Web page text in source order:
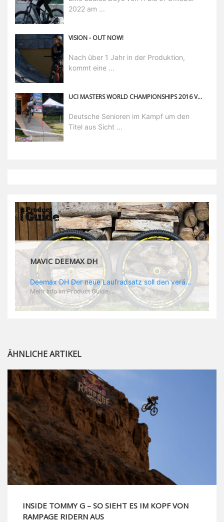
2022 am ...
VISION - OUT NOW!
Nach über 1 Jahr in der Produktion,
kommt eine ...
UCI MASTERS WORLD CHAMPIONSHIPS 2016 VAL DI SOLE
Deutsche Senioren im Kampf um den
Titel aus Sicht ...
MAVIC DEEMAX DH
Deemax DH Der neue Laufradsatz soll den veränderten Ansprüchen im Downhill Einsatz gerecht werden: die Geschwindigkeiten werden immer höher, die Kräfte, die aufs Material wirken ebenfalls. Damit steigen natürlich auch die Ansprüche der Fahrer ans Material. Das einzige, was eventuell niedriger wird, ist der Reifendruck. Somit ergibt sich der Anforderungskatalog an das Deemax-Update. Hier ist das Ergebnis: - der Laufradsatz bekam eine neue Felge mit 28 mm Innenbreite. Laut Scott Sharples ist das der beste Kompromiss aus Stabilität, Gewicht und Steifigkeit, vor allem aber passt diese Breite am besten zu den Reifen, die aktuell auf dem Markt sind und im Renneinsatz gefahren werden. Es gehe auch breite und schmaler, 28 mm hätten sich aber im Test als Optimum herausgestellt. - mit einem 4D-Fertigungsprozess wurde die Materialverteilung optimiert: Stabilität dort, wo sie erforderlich ist, Gewichtsersparnis da, wo es Sinn macht. Somit gibt Mavic eine GGewichtsersparnis von 15 % an, ohne an Stabilität einzubüßen - neue, ultraleichte „double butted“ Speichen und ein super effizienter Freilauf - Mavics bewährtes UST System für perfekte Kompatibilität mit Tubeless Reifen - Gewicht (Laufradset): 1944 g)
Mehr Info im Product Guide ...
ÄHNLICHE ARTIKEL
INSIDE TOMMY G – SO SIEHT ES IM KOPF VON
RAMPAGE RIDERN AUS